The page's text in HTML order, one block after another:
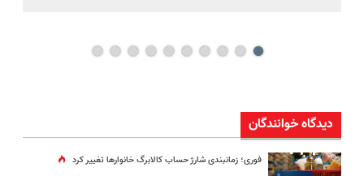
دیدگاه خوانندگان
فوری؛ زمانبندی‌ شارژ حساب کالابرگ خانوارها تغییر کرد